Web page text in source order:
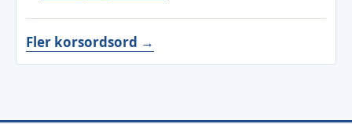
Fler korsordsord →